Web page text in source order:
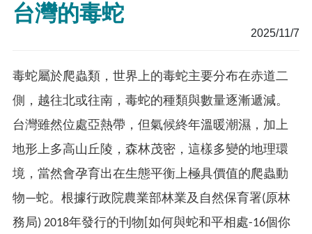
台灣的毒蛇
2025/11/7
毒蛇屬於爬蟲類，世界上的毒蛇主要分布在赤道二
側，越往北或往南，毒蛇的種類與數量逐漸遞減。
台灣雖然位處亞熱帶，但氣候終年溫暖潮濕，加上
地形上多高山丘陵，森林茂密，這樣多變的地理環
境，當然會孕育出在生態平衡上極具價值的爬蟲動
物—蛇。根據行政院農業部林業及自然保育署(原林
務局) 2018年發行的刊物[如何與蛇和平相處-16個你